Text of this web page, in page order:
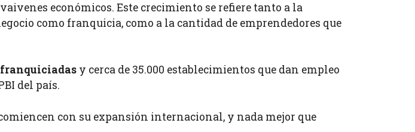
económicos. Este crecimiento se refiere tanto a la
como franquicia, como a la cantidad de emprendedores que
franquiciadas y cerca de 35.000 establecimientos que dan empleo
del país.
con su expansión internacional, y nada mejor que